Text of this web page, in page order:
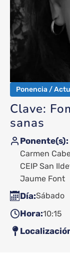
Ponencia /
Clave:
sanas
Ponente(s)
Carmen
CEIP San
Jaume Font
Día Sábado
Hora 10:15